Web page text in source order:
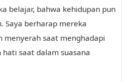
belajar, bahwa kehidupan pun
Saya berharap mereka
menyerah saat menghadapi
saat dalam suasana